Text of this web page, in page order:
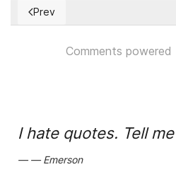
Previous article: El poderoso
Prev
Comments powered
I hate quotes. Tell
Emerson